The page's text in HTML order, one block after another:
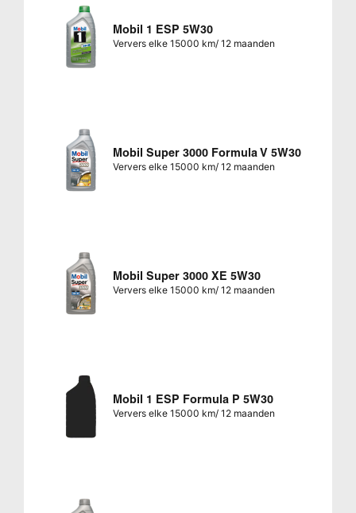
Mobil 1 ESP 5W30
Ververs elke 15000 km/ 12 maanden
Mobil Super 3000 Formula V 5W30
Ververs elke 15000 km/ 12 maanden
Mobil Super 3000 XE 5W30
Ververs elke 15000 km/ 12 maanden
Mobil 1 ESP Formula P 5W30
Ververs elke 15000 km/ 12 maanden